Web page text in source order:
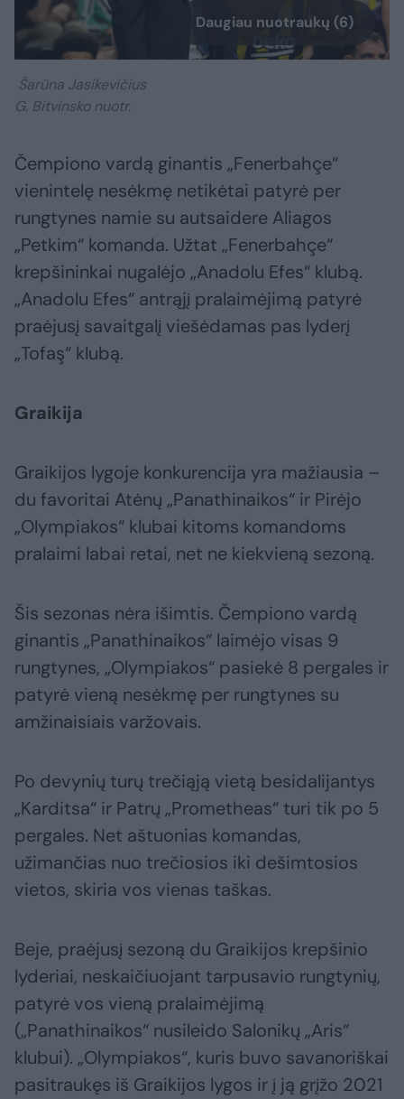
Daugiau nuotraukų (6)
Šarūna Jasikevičius
G. Bitvinsko nuotr.
Čempiono vardą ginantis „Fenerbahçe“
vienintelę nesėkmę netikėtai patyrė per
rungtynes namie su autsaidere Aliagos
„Petkim“ komanda. Užtat „Fenerbahçe“
krepšininkai nugalėjo „Anadolu Efes“ klubą.
„Anadolu Efes“ antrąjį pralaimėjimą patyrė
praėjusį savaitgalį viešėdamas pas lyderį
„Tofaş“ klubą.
Graikija
Graikijos lygoje konkurencija yra mažiausia –
du favoritai Atėnų „Panathinaikos“ ir Pirėjo
„Olympiakos“ klubai kitoms komandoms
pralaimi labai retai, net ne kiekvieną sezoną.
Šis sezonas nėra išimtis. Čempiono vardą
ginantis „Panathinaikos“ laimėjo visas 9
rungtynes, „Olympiakos“ pasiekė 8 pergales ir
patyrė vieną nesėkmę per rungtynes su
amžinaisiais varžovais.
Po devynių turų trečiąją vietą besidalijantys
„Karditsa“ ir Patrų „Prometheas“ turi tik po 5
pergales. Net aštuonias komandas,
užimančias nuo trečiosios iki dešimtosios
vietos, skiria vos vienas taškas.
Beje, praėjusį sezoną du Graikijos krepšinio
lyderiai, neskaičiuojant tarpusavio rungtynių,
patyrė vos vieną pralaimėjimą
(„Panathinaikos“ nusileido Salonikų „Aris“
klubui). „Olympiakos“, kuris buvo savanoriškai
pasitraukęs iš Graikijos lygos ir į ją grįžo 2021